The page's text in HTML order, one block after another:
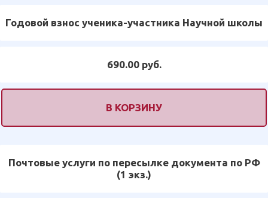
Годовой взнос ученика-участника Научной школы
690.00 руб.
В КОРЗИНУ
Почтовые услуги по пересылке документа по РФ
(1 экз.)